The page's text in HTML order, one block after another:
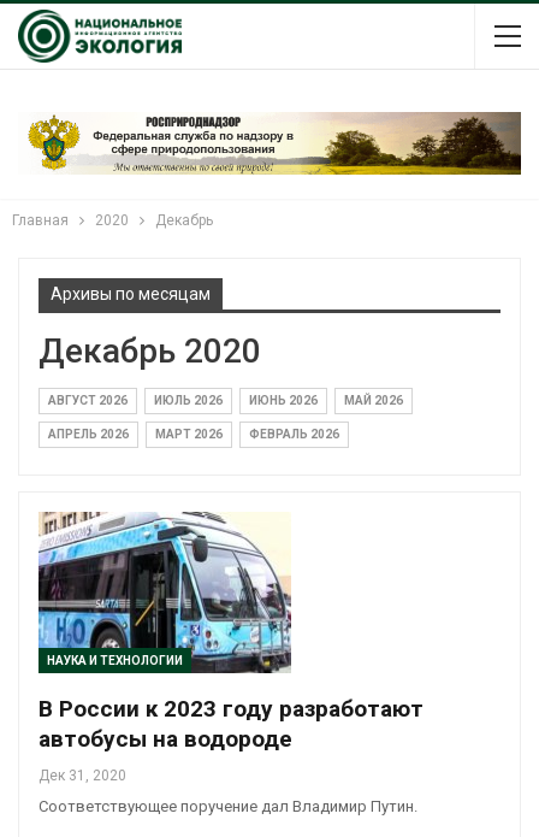
Главная 2020 Декабрь
Архивы по месяцам
Декабрь 2020
АВГУСТ 2026 ИЮЛЬ 2026 ИЮНЬ 2026 МАЙ 2026
АПРЕЛЬ 2026 МАРТ 2026 ФЕВРАЛЬ 2026
НАУКА И ТЕХНОЛОГИИ
В России к 2023 году разработают
автобусы на водороде
Дек 31, 2020
Соответствующее поручение дал Владимир Путин.